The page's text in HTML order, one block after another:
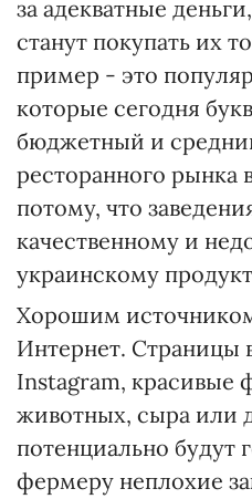
за адекватные
станут покупать их
пример - это
которые сегодня
бюджетный и
ресторанного рынка
потому, что
качественному и
украинскому
Хорошим
Интернет. Страницы
Instagram, красивые
животных, сыра или
потенциально будут
фермеру неплохие